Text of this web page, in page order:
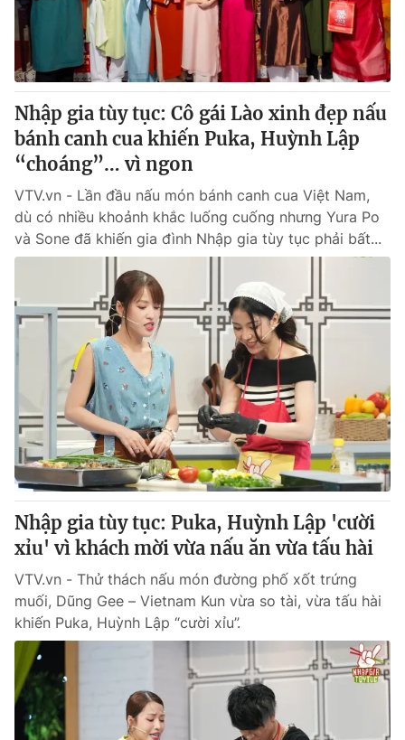
Sản phẩm
Thị trường
Tư vấn
Lịch phát sóng
Chuyên mục khác
Emagazine Podcast
Photo Infographic
Video Shorts video
VTV Money VTV Thể thao
VTV Sức khoẻ Bất động sản
Thị trường 24h Tấm lòng Việt
VTV4 Vươn mình bằng AI
VTV9 VTV8
Liên hệ tòa soạn English
THỜI BÁO VTV
Theo dõi báo trên
Nhập gia tùy tục: Cô gái Lào xinh đẹp nấu
bánh canh cua khiến Puka, Huỳnh Lập
“choáng”… vì ngon
VTV.vn - Lần đầu nấu món bánh canh cua Việt Nam,
dù có nhiều khoảnh khắc luống cuống nhưng Yura Po
và Sone đã khiến gia đình Nhập gia tùy tục phải bất...
Nhập gia tùy tục: Puka, Huỳnh Lập 'cười
xỉu' vì khách mời vừa nấu ăn vừa tấu hài
VTV.vn - Thử thách nấu món đường phố xốt trứng
muối, Dũng Gee – Vietnam Kun vừa so tài, vừa tấu hài
khiến Puka, Huỳnh Lập “cười xỉu”.